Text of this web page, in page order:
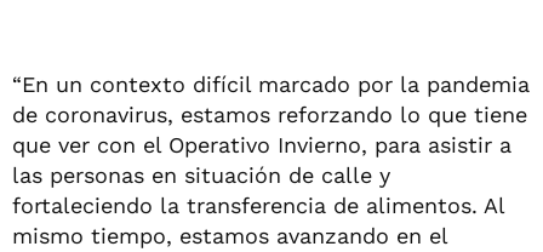
“En un contexto difícil marcado por la pandemia
de coronavirus, estamos reforzando lo que tiene
que ver con el Operativo Invierno, para asistir a
las personas en situación de calle y
fortaleciendo la transferencia de alimentos. Al
mismo tiempo, estamos avanzando en el